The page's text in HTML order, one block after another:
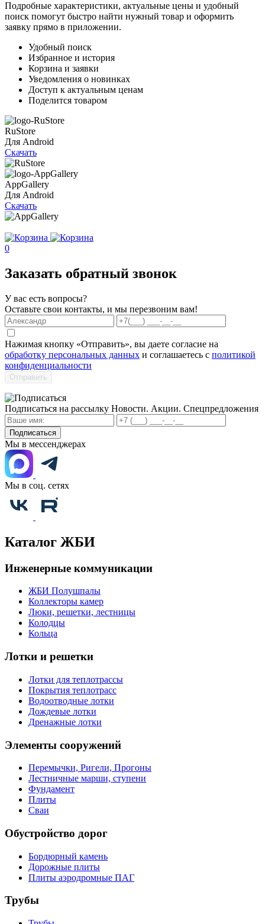
Подробные характеристики, актуальные цены и удобный
поиск помогут быстро найти нужный товар и оформить
заявку прямо в приложении.
Удобный поиск
Избранное и история
Корзина и заявки
Уведомления о новинках
Доступ к актуальным ценам
Поделится товаром
RuStore
Для Android
Скачать
AppGallery
Для Android
Скачать
0
Заказать обратный звонок
У вас есть вопросы?
Оставьте свои контакты, и мы перезвоним вам!
Нажимая кнопку «Отправить», вы даете согласие на
обработку персональных данных и соглашаетесь с политикой
конфиденциальности
Отправить
Подписаться на рассылку Новости. Акции. Спецпредложения
Подписаться
Мы в мессенджерах
Мы в соц. сетях
Каталог ЖБИ
Инженерные коммуникации
ЖБИ Полушпалы
Коллекторы камер
Люки, решетки, лестницы
Колодцы
Кольца
Лотки и решетки
Лотки для теплотрассы
Покрытия теплотрасс
Водоотводные лотки
Дождевые лотки
Дренажные лотки
Элементы сооружений
Перемычки, Ригели, Прогоны
Лестничные марши, ступени
Фундамент
Плиты
Сваи
Обустройство дорог
Бордюрный камень
Дорожные плиты
Плиты аэродромные ПАГ
Трубы